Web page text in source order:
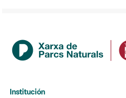
Institución